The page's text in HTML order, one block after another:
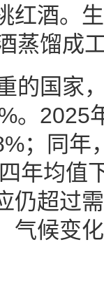
红酒。
蒸馏成
的国家
。2025
；同年
年均值
仍超过
气候变